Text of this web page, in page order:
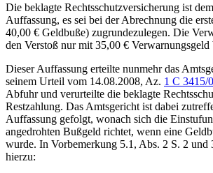
Die beklagte Rechtsschutzversicherung ist
Auffassung, es sei bei der Abrechnung die
40,00 € Geldbuße) zugrundezulegen. Die
den Verstoß nur mit 35,00 € Verwarnungsgeld
Dieser Auffassung erteilte nunmehr das
seinem Urteil vom 14.08.2008, Az. 1 C 3415/
Abfuhr und verurteilte die beklagte
Restzahlung. Das Amtsgericht ist dabei
Auffassung gefolgt, wonach sich die
angedrohten Bußgeld richtet, wenn eine
wurde. In Vorbemerkung 5.1, Abs. 2 S. 2
hierzu: